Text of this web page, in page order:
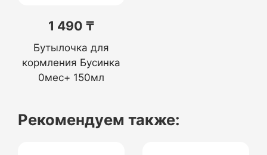
1 490 ₸
Бутылочка для
кормления Бусинка
0мес+ 150мл
Рекомендуем также: